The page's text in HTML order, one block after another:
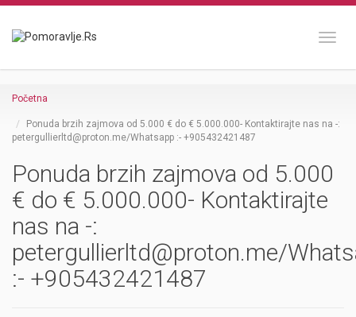
Početna
Ponuda brzih zajmova od 5.000 € do € 5.000.000- Kontaktirajte nas na -:
petergullierltd@proton.me/Whatsapp :- +905432421487
Ponuda brzih zajmova od 5.000
€ do € 5.000.000- Kontaktirajte
nas na -:
petergullierltd@proton.me/
:- +905432421487